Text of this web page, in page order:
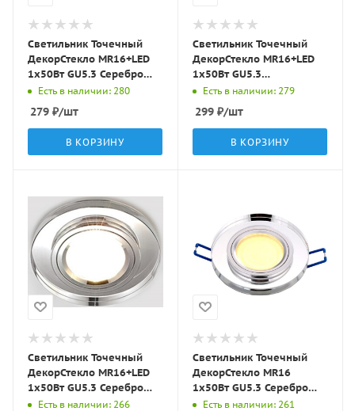
Светильник Точечный
ДекорСтекло MR16+LED
1х50Вт GU5.3 Серебро
90х90х20мм IP20 D0001L
Есть в наличии: 280
279 ₽/шт
В КОРЗИНУ
Светильник Точечный
ДекорСтекло MR16+LED
1х50Вт GU5.3
Прозрачный D115х25мм
IP20 K1649 LBT
Есть в наличии: 279
299 ₽/шт
В КОРЗИНУ
Светильник Точечный
ДекорСтекло MR16+LED
1х50Вт GU5.3 Серебро
D95х25мм IP20 D0301L
Есть в наличии: 266
Светильник Точечный
ДекорСтекло MR16
1х50Вт GU5.3 Серебро
D90х10мм IP20 D0301
Есть в наличии: 261